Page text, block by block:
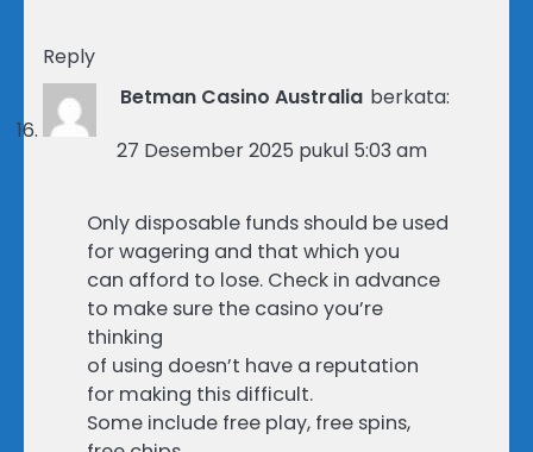
Reply
Betman Casino Australia berkata:
27 Desember 2025 pukul 5:03 am
Only disposable funds should be used
for wagering and that which you
can afford to lose. Check in advance
to make sure the casino you’re
thinking
of using doesn’t have a reputation
for making this difficult.
Some include free play, free spins,